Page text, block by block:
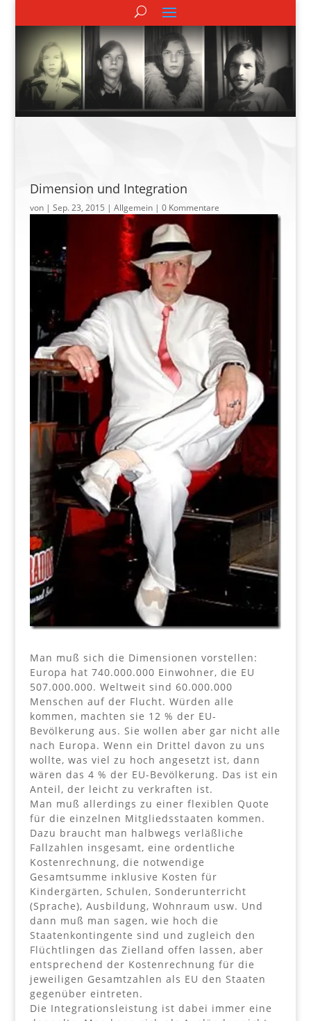
Dimension und Integration
von | Sep. 23, 2015 | Allgemein | 0 Kommentare
Man muß sich die Dimensionen vorstellen:
Europa hat 740.000.000 Einwohner, die EU
507.000.000. Weltweit sind 60.000.000
Menschen auf der Flucht. Würden alle
kommen, machten sie 12 % der EU-
Bevölkerung aus. Sie wollen aber gar nicht alle
nach Europa. Wenn ein Drittel davon zu uns
wollte, was viel zu hoch angesetzt ist, dann
wären das 4 % der EU-Bevölkerung. Das ist ein
Anteil, der leicht zu verkraften ist.
Man muß allerdings zu einer flexiblen Quote
für die einzelnen Mitgliedsstaaten kommen.
Dazu braucht man halbwegs verläßliche
Fallzahlen insgesamt, eine ordentliche
Kostenrechnung, die notwendige
Gesamtsumme inklusive Kosten für
Kindergärten, Schulen, Sonderunterricht
(Sprache), Ausbildung, Wohnraum usw. Und
dann muß man sagen, wie hoch die
Staatenkontingente sind und zugleich den
Flüchtlingen das Zielland offen lassen, aber
entsprechend der Kostenrechnung für die
jeweiligen Gesamtzahlen als EU den Staaten
gegenüber eintreten.
Die Integrationsleistung ist dabei immer eine